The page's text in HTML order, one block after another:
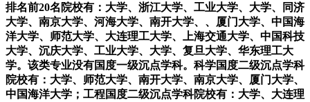
排名前20名院校有：大学、浙江大学、工业大学、大学、同济
大学、南京大学、河海大学、南开大学、、厦门大学、中国海
洋大学、师范大学、大连理工大学、上海交通大学、中国科技
大学、沉庆大学、工业大学、大学、复旦大学、华东理工大
学。该类专业没有国度一级沉点学科。科学国度二级沉点学科
院校有：大学、师范大学、南开大学、南京大学、厦门大学、
中国海洋大学；工程国度二级沉点学科院校有：大学、大连理